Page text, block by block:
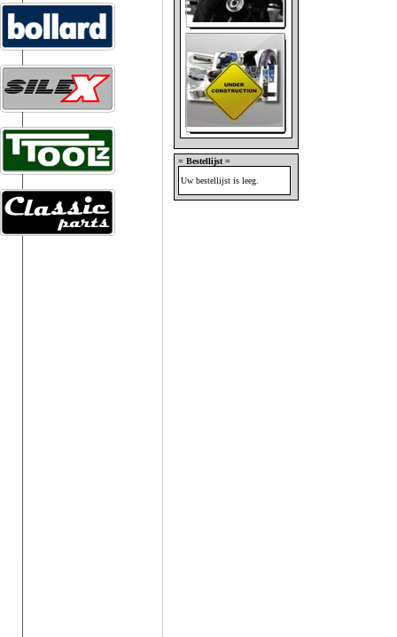
= Bestellijst =
Uw bestellijst is leeg.